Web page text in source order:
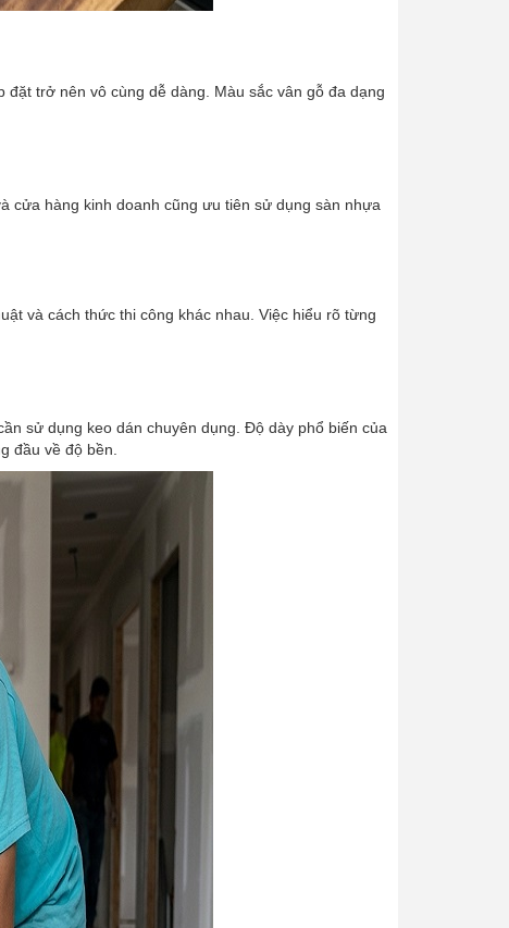
trở nên vô cùng dễ dàng. Màu sắc vân gỗ đa dạng
cửa hàng kinh doanh cũng ưu tiên sử dụng sàn nhựa
và cách thức thi công khác nhau. Việc hiểu rõ từng
sử dụng keo dán chuyên dụng. Độ dày phổ biến của
đầu về độ bền.